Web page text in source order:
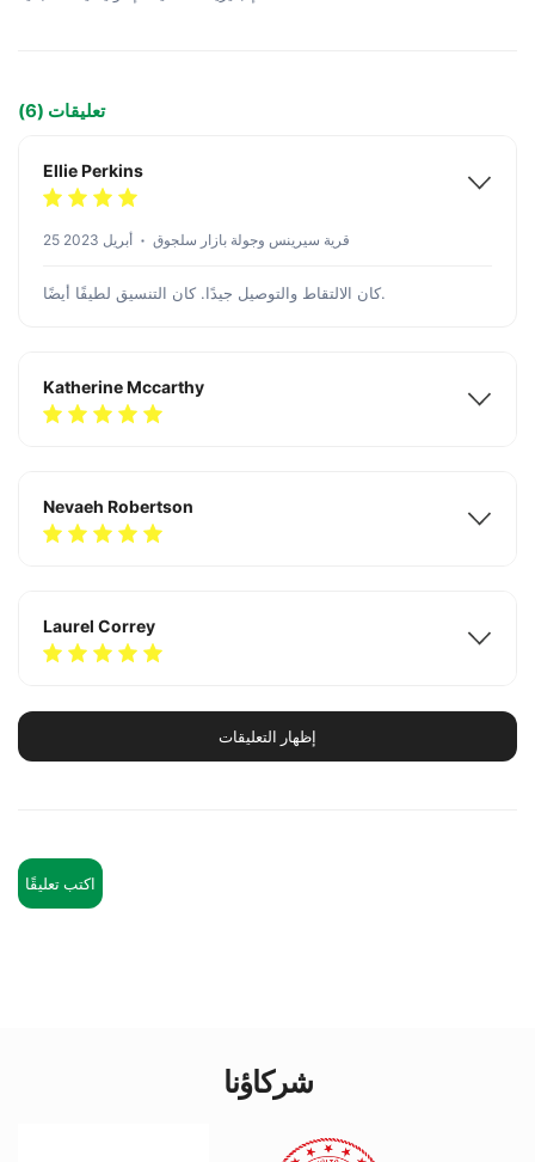
تعليقات (6)
Ellie Perkins
25 أبريل 2023 قرية سيرينس وجولة بازار سلجوق
كان الالتقاط والتوصيل جيدًا. كان التنسيق لطيفًا أيضًا.
Katherine Mccarthy
Nevaeh Robertson
Laurel Correy
Elmer Steele
إظهار التعليقات
اكتب تعليقًا
شركاؤنا